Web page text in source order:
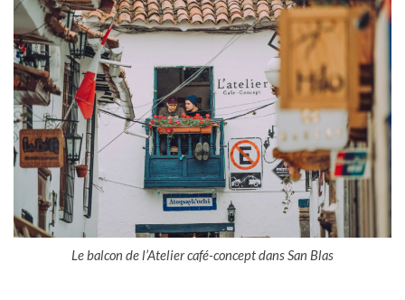
Le balcon de l’Atelier café-concept dans San Blas